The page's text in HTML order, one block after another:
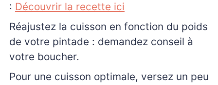
: Découvrir la recette ici
Réajustez la cuisson en fonction du poids
de votre pintade : demandez conseil à
votre boucher.
Pour une cuisson optimale, versez un peu